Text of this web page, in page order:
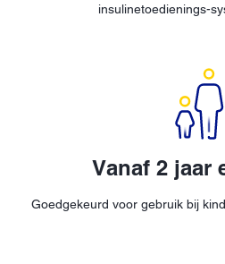
insulinetoedienings-
Vanaf 2 jaar
Goedgekeurd voor gebruik bij